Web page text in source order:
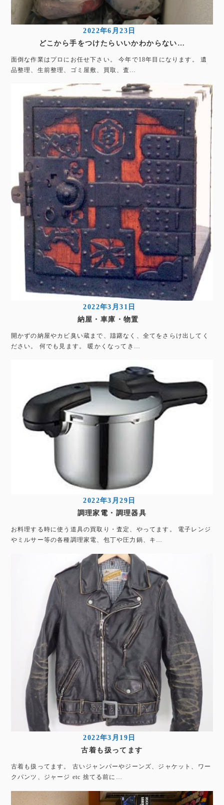
2022年6月23日
どこから手をつけたらいいかわからない…
面倒な作業はプロにお任せ下さい。 今年で18年目になります。 遺
品整理、生前整理、ゴミ屋敷、買取、査…
2022年3月31日
納屋・車庫・物置
開かずの納屋やカビ臭い蔵まで、躊躇なく、全てをさらけ出してく
ださい。 何でも見ます。 暖かくなってき…
2022年3月29日
調理家電・調理器具
お料理する時に使う道具の買取り・査定、やってます。 電子レンジ
やミルサー等の各種調理家電、包丁や圧力鍋、キ…
2022年3月19日
古着も扱ってます
古着も扱ってます。 古いジャンパーやジーンズ、ジャケット、ワー
クパンツ、ジャージ etc 捨てる前に…